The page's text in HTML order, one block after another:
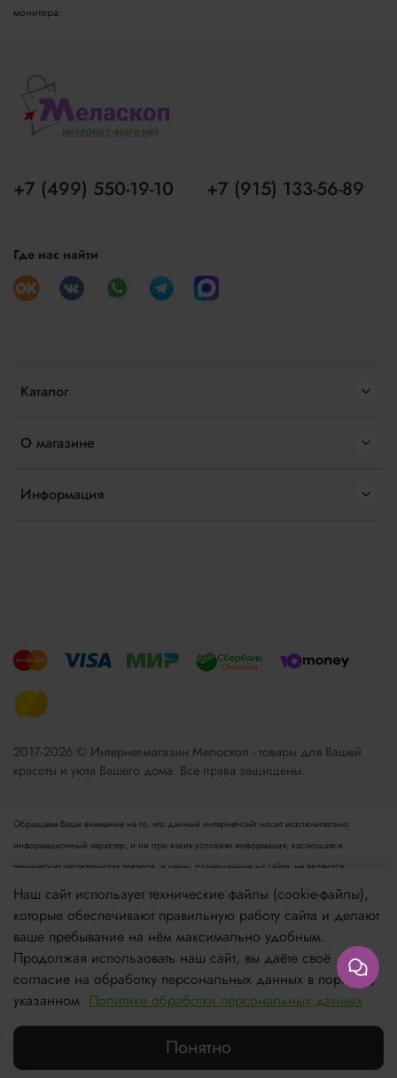
монитора.
Каталог
О магазине
Информация
+7 (499) 550-19-10 +7 (915) 133-56-89
Где нас найти
2017-2026 © Интернет-магазин Мелоскоп - товары для Вашей
красоты и уюта Вашего дома. Все права защищены.
Обращаем Ваше внимание на то, что данный интернет-сайт носит исключительно
информационный характер, и ни при каких условиях информация, касающаяся
технических характеристик товаров, и цены, размещенные на сайте, не являются
публичной офертой, определяемой положениями пункта 2 статьи 437 Гражданского
кодекса РФ. Для получения подробной информации просьба обращаться к менеджеру.
Опубликованная на данном сайте информация может быть изменена в любое время без
предварительного уведомления.
Если вы заметили ошибку в описании, пожалуйста, сообщите нам по адресу
zakaz@meloskop.ru
Каталог Поиск Корзина
Наш сайт использует технические файлы (cookie-файлы),
которые обеспечивают правильную работу сайта и делают
ваше пребывание на нём максимально удобным.
Продолжая использовать наш сайт, вы даёте своё
согласие на обработку персональных данных в порядке,
указанном Политике обработки персональных данных
Понятно